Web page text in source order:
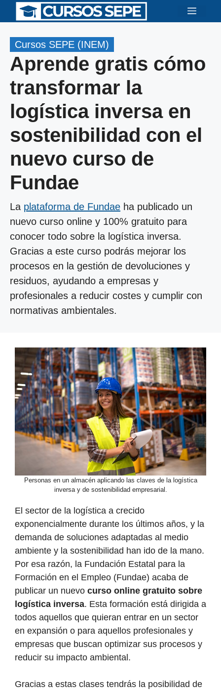
Saltar
Menú
Cursos SEPE (INEM)
Aprende gratis cómo
transformar la
logística inversa en
sostenibilidad con el
nuevo curso de
Fundae
La plataforma de Fundae ha publicado un
nuevo curso online y 100% gratuito para
conocer todo sobre la logística inversa.
Gracias a este curso podrás mejorar los
procesos en la gestión de devoluciones y
residuos, ayudando a empresas y
profesionales a reducir costes y cumplir con
normativas ambientales.
Personas en un almacén aplicando las claves de la logística
inversa y de sostenibilidad empresarial.
El sector de la logística a crecido
exponencialmente durante los últimos años, y la
demanda de soluciones adaptadas al medio
ambiente y la sostenibilidad han ido de la mano.
Por esa razón, la Fundación Estatal para la
Formación en el Empleo (Fundae) acaba de
publicar un nuevo curso online gratuito sobre
logística inversa. Esta formación está dirigida a
todos aquellos que quieran entrar en un sector
en expansión o para aquellos profesionales y
empresas que buscan optimizar sus procesos y
reducir su impacto ambiental.
Gracias a estas clases tendrás la posibilidad de